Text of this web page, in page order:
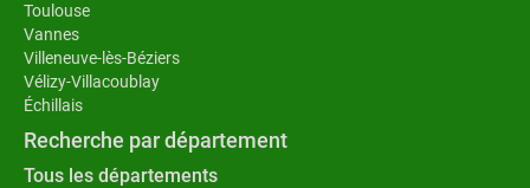
Toulouse
Vannes
Villeneuve-lès-Béziers
Vélizy-Villacoublay
Échillais
Recherche par département
Tous les départements